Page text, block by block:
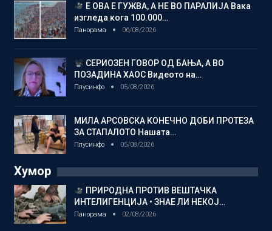
Е ОВА Е ГУЖВА, А НЕ ВО ПАРАЛИЈА Вака
изгледа кога 100.000…
Панорама 06/08/2026
СЕРИОЗЕН ГОВОР ОД БАЊА, А ВО
ПОЗАДИНА ХАОС Видеото на…
Плусинфо 05/08/2026
МИЛА АРСОВСКА КОНЕЧНО ДОБИ ПРОТЕЗА
ЗА СТАПАЛОТО Нашата…
Плусинфо 05/08/2026
Хумор
ПРИРОДНА ПРОТИВ ВЕШТАЧКА
ИНТЕЛИГЕНЦИЈА • ЗНАЕ ЛИ НЕКОЈ…
Панорама 02/08/2026